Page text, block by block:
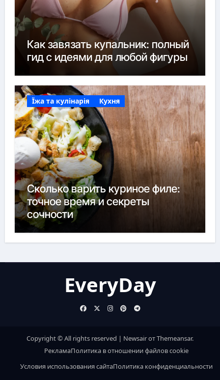
Как завязать купальник: полный
гид с идеями для любой фигуры
Їжа та кулінарія Кухня
Сколько варить куриное филе:
точное время и секреты
сочности
EveryDay
Copyright © All rights reserved | NewsairотThemeansar.
РекламаПолитика в отношении файлов cookie
Условия использования сайтаПолитика конфиденциальности